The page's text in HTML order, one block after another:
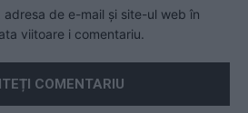
adresa de e-mail și site-ul web în
viitoare i comentariu.